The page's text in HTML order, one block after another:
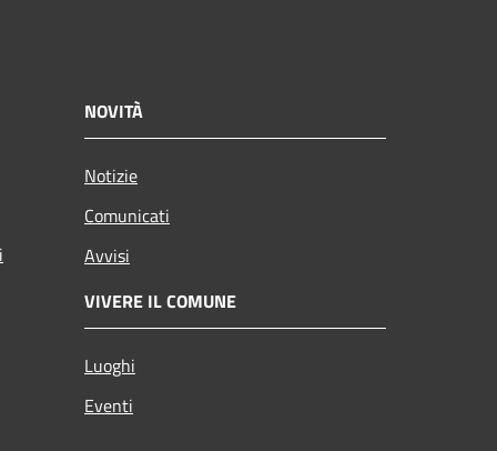
NOVITÀ
Notizie
Comunicati
Avvisi
VIVERE IL COMUNE
Luoghi
Eventi